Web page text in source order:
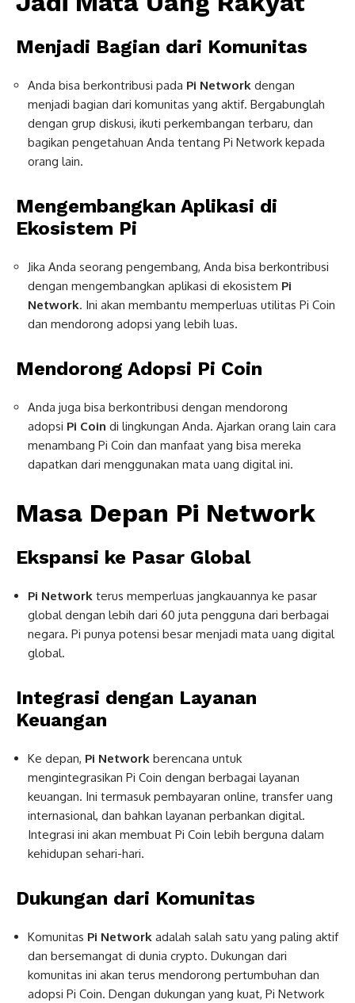
Menjadi Bagian dari Komunitas
Anda bisa berkontribusi pada Pi Network dengan
menjadi bagian dari komunitas yang aktif. Bergabunglah
dengan grup diskusi, ikuti perkembangan terbaru, dan
bagikan pengetahuan Anda tentang Pi Network kepada
orang lain.
Mengembangkan Aplikasi di
Ekosistem Pi
Jika Anda seorang pengembang, Anda bisa berkontribusi
dengan mengembangkan aplikasi di ekosistem Pi
Network. Ini akan membantu memperluas utilitas Pi Coin
dan mendorong adopsi yang lebih luas.
Mendorong Adopsi Pi Coin
Anda juga bisa berkontribusi dengan mendorong
adopsi Pi Coin di lingkungan Anda. Ajarkan orang lain cara
menambang Pi Coin dan manfaat yang bisa mereka
dapatkan dari menggunakan mata uang digital ini.
Masa Depan Pi Network
Ekspansi ke Pasar Global
Pi Network terus memperluas jangkauannya ke pasar
global dengan lebih dari 60 juta pengguna dari berbagai
negara. Pi punya potensi besar menjadi mata uang digital
global.
Integrasi dengan Layanan
Keuangan
Ke depan, Pi Network berencana untuk
mengintegrasikan Pi Coin dengan berbagai layanan
keuangan. Ini termasuk pembayaran online, transfer uang
internasional, dan bahkan layanan perbankan digital.
Integrasi ini akan membuat Pi Coin lebih berguna dalam
kehidupan sehari-hari.
Dukungan dari Komunitas
Komunitas Pi Network adalah salah satu yang paling aktif
dan bersemangat di dunia crypto. Dukungan dari
komunitas ini akan terus mendorong pertumbuhan dan
adopsi Pi Coin. Dengan dukungan yang kuat, Pi Network